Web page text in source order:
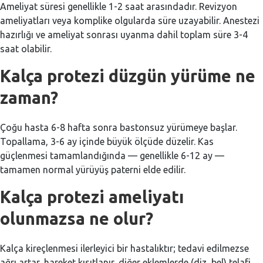
Ameliyat süresi genellikle 1-2 saat arasındadır. Revizyon
ameliyatları veya komplike olgularda süre uzayabilir. Anestezi
hazırlığı ve ameliyat sonrası uyanma dahil toplam süre 3-4
saat olabilir.
Kalça protezi düzgün yürüme ne
zaman?
Çoğu hasta 6-8 hafta sonra bastonsuz yürümeye başlar.
Topallama, 3-6 ay içinde büyük ölçüde düzelir. Kas
güçlenmesi tamamlandığında — genellikle 6-12 ay —
tamamen normal yürüyüş paterni elde edilir.
Kalça protezi ameliyatı
olunmazsa ne olur?
Kalça kireçlenmesi ilerleyici bir hastalıktır; tedavi edilmezse